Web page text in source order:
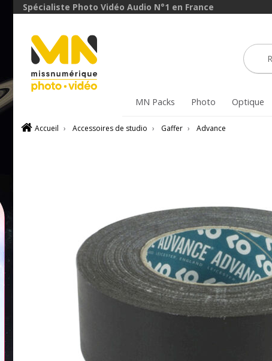
Spécialiste Photo Vidéo Audio N°1 en France
MN Packs Photo Optique
Accueil › Accessoires de studio › Gaffer › Advance